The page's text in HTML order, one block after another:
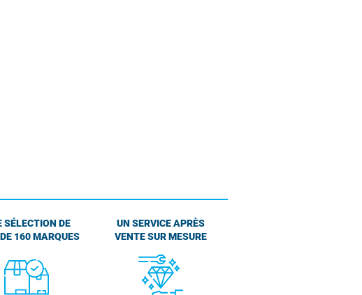
SÉLECTION DE
160 MARQUES
UN SERVICE APRÈS
VENTE SUR MESURE